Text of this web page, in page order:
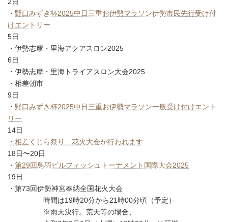
・ 野口みずき杯2025中日三重お伊勢マラソン伊勢市民先行受け付
けエントリー
5日
・伊勢志摩・里海アクアスロン2025
6日
・伊勢志摩・里海トライアスロン大会2025
・相差朝市
9日
・ 野口みずき杯2025中日三重お伊勢マラソン一般受け付けエント
リー
14日
・相差くじら祭り 花火大会が行われます
18日〜20日
・ 第29回鳥羽ビルフィッシュトーナメント国際大会2025
19日
・第73回伊勢神宮奉納全国花火大会
時間は19時20分から21時00分頃（予定）
※雨天決行。荒天等の場合、